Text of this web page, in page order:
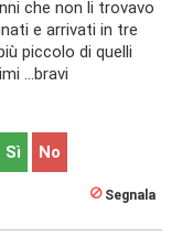
che non li trovavo
e arrivati in tre
piccolo di quelli
...bravi
Sì No
Segnala